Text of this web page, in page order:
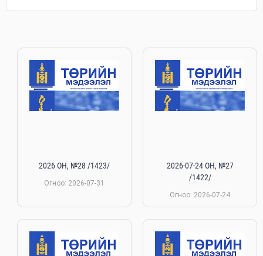
2026 ОН, №28 /1423/
Огноо: 2026-07-31
2026-07-24 ОН, №27
/1422/
Огноо: 2026-07-24